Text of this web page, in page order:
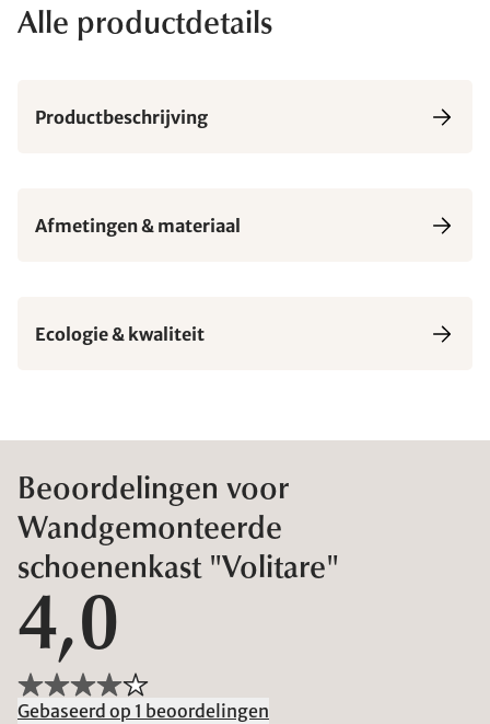
Alle productdetails
Productbeschrijving
Afmetingen & materiaal
Ecologie & kwaliteit
Beoordelingen voor
Wandgemonteerde
schoenenkast "Volitare"
4,0
Gebaseerd op 1 beoordelingen